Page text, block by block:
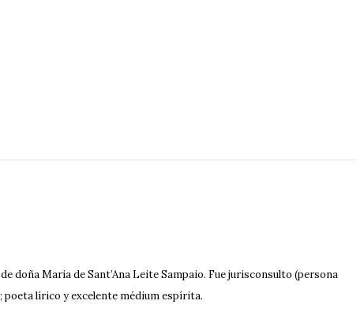
doña Maria de Sant’Ana Leite Sampaio. Fue jurisconsulto (persona
lírico y excelente médium espírita.